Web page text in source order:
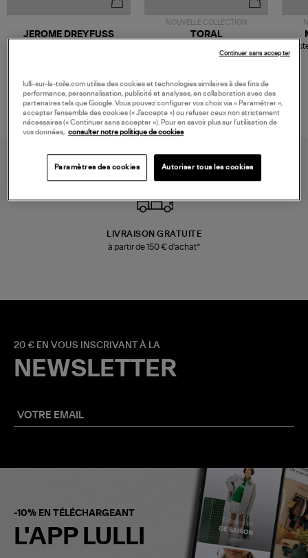
JEROME DREYFUSS
NOUVELLE COLLECTION
189,00 €
TORAL
Mousse
LIVRAISON GRATUITE
à partir de 150 € d'achat*
20 € EN VOUS INSCRIVANT À LA
NEWSLETTER
-10% EN TÉLÉCHARGEANT
L'APP LULLI
lulli-sur-la-toile.com utilise des cookies et technologies similaires à des fins de
performance, personnalisation, publicité et analyses, en collaboration avec des
partenaires tels que Google. Vous pouvez configurer vos choix via « Paramétrer »,
accepter l’ensemble des cookies (« J’accepte ») ou refuser ceux non strictement
nécessaires (« Continuer sans accepter »). Pour en savoir plus sur l’utilisation de
vos données, consulter notre politique de cookies
Paramètres des cookies Autoriser tous les cookies
Continuer sans accepter